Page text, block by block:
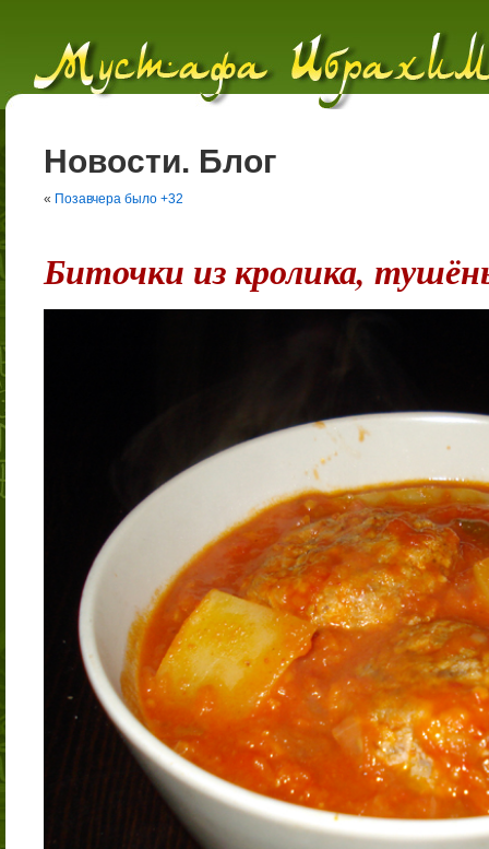
Новости. Блог
« Позавчера было +32
Биточки из кролика,